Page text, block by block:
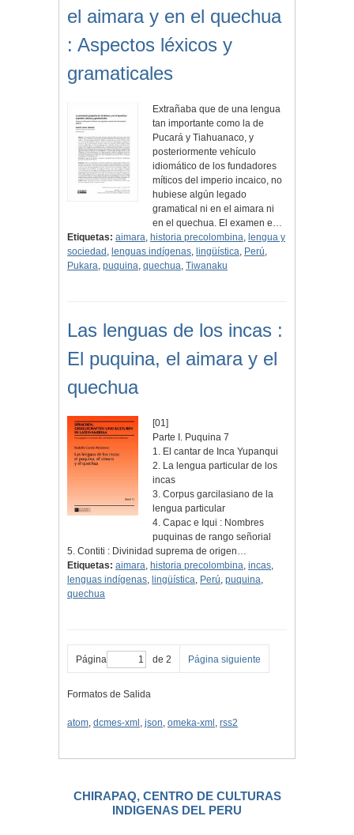
el aimara y en el quechua
: Aspectos léxicos y
gramaticales
Extrañaba que de una lengua
tan importante como la de
Pucará y Tiahuanaco, y
posteriormente vehículo
idiomático de los fundadores
míticos del imperio incaico, no
hubiese algún legado
gramatical ni en el aimara ni
en el quechua. El examen e…
Etiquetas: aimara, historia precolombina, lengua y
sociedad , lenguas indígenas, lingüística, Perú,
Pukara, puquina, quechua, Tiwanaku
Las lenguas de los incas :
El puquina, el aimara y el
quechua
[01]
Parte I. Puquina 7
1. El cantar de Inca Yupanqui
2. La lengua particular de los
incas
3. Corpus garcilasiano de la
lengua particular
4. Capac e Iqui : Nombres
puquinas de rango señorial
5. Contiti : Divinidad suprema de origen…
Etiquetas: aimara, historia precolombina, incas,
lenguas indígenas, lingüística, Perú, puquina,
quechua
Página de 2 Página siguiente
Formatos de Salida
atom, dcmes-xml , json, omeka-xml , rss2
CHIRAPAQ, CENTRO DE CULTURAS
INDIGENAS DEL PERU